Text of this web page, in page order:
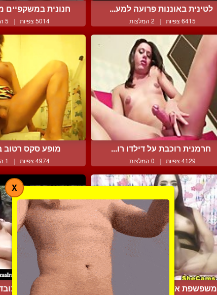
לטינית באוננות פרועה למע...
6415 צפיות | 2 המלצות
חנונית במשקפיים
5014 צפיות | 5 המלצות
חרמנית רוכבת על דילדו רו...
4129 צפיות | 0 המלצות
מופע סקס
4974 צפיות | 1 המלצות
משפשפת את הבולבול הגדול ... יש לה פרונט
X